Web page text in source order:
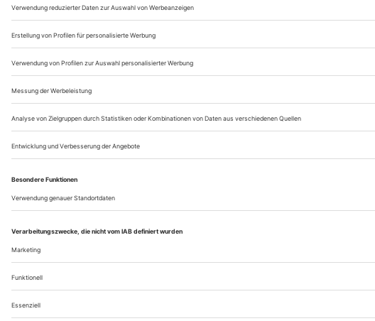
Zugang zum
Sie können alle Vorteile
sofort nutzen
Digital-Abo testen